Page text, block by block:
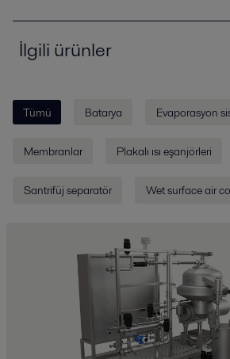
İlgili ürünler
Tümü Batarya Evaporasyon
Membranlar Plakalı ısı eşanjörleri
Santrifüj separatör Wet surface air